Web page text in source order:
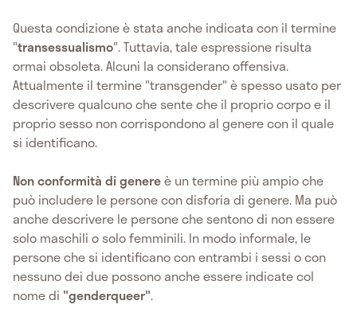
Questa condizione è stata anche indicata con il termine
"transessualismo". Tuttavia, tale espressione risulta
ormai obsoleta. Alcuni la considerano offensiva.
Attualmente il termine "transgender" è spesso usato per
descrivere qualcuno che sente che il proprio corpo e il
proprio sesso non corrispondono al genere con il quale
si identificano.
Non conformità di genereè un termine più ampio che
può includere le persone con disforia di genere. Ma può
anche descrivere le persone che sentono di non essere
solo maschili o solo femminili. In modo informale, le
persone che si identificano con entrambi i sessi o con
nessuno dei due possono anche essere indicate col
nome di "genderqueer".